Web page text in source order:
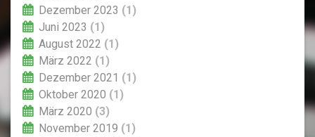
Dezember 2023 (1)
Juni 2023 (1)
August 2022 (1)
März 2022 (1)
Dezember 2021 (1)
Oktober 2020 (1)
März 2020 (3)
November 2019 (1)